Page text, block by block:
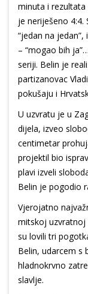
minuta i
je neriješeno 4:4.
“jedan na
– “mogao bih
seriji. Belin je
partizanovac
pokušaju i
U uzvratu je u
dijela, izveo
centimetar
projektil bio
plavi izveli
Belin je pogodio
Vjerojatno
mitskoj uzvratnoj
su lovili tri
Belin, udarcem s
hladnokrvno
slavlje.